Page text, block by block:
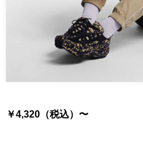
￥4,320（税込）〜